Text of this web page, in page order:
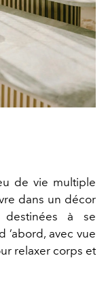
de vie multiple
dans un décor
destinées à se
’abord, avec vue
relaxer corps et